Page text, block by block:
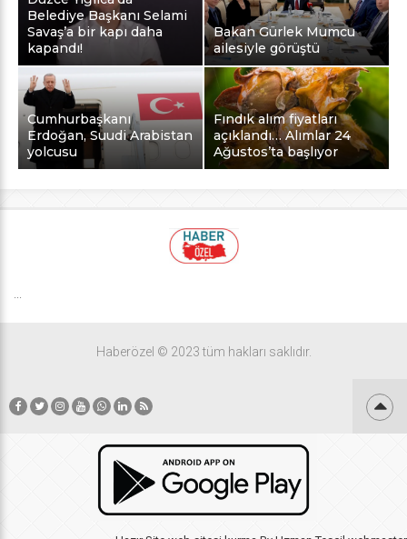
Belediye Başkanı Selami
Savaş’a bir kapı daha
kapandı!
Bakan Gürlek Mumcu
ailesiyle görüştü
Cumhurbaşkanı
Erdoğan, Suudi Arabistan
yolcusu
Fındık alım fiyatları
açıklandı… Alımlar 24
Ağustos’ta başlıyor
...
Haberözel © 2023 tüm hakları saklıdır.